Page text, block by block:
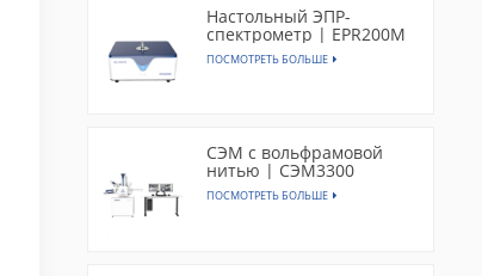
Настольный ЭПР-
спектрометр | EPR200M
ПОСМОТРЕТЬ БОЛЬШЕ
СЭМ с вольфрамовой
нитью | СЭМ3300
ПОСМОТРЕТЬ БОЛЬШЕ